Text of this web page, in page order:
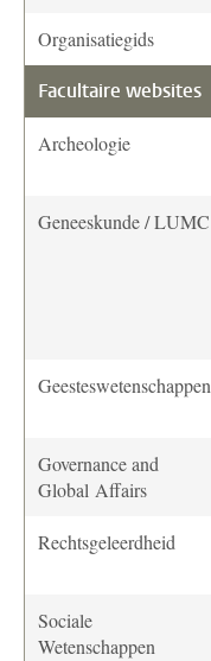
Organisatiegids
Facultaire websites
Archeologie
Geneeskunde / LUMC
Geesteswetenschappen
Governance and
Global Affairs
Rechtsgeleerdheid
Sociale
Wetenschappen